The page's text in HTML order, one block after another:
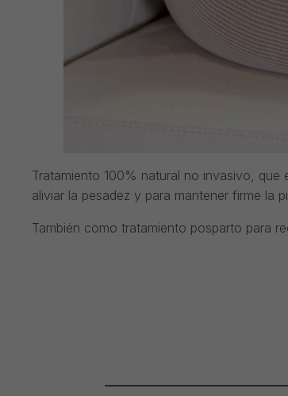
Tratamiento 100% natural no invasivo,
aliviar la pesadez y para mantener firme la
También como tratamiento posparto para